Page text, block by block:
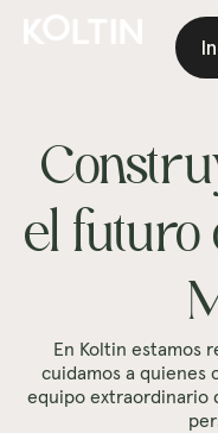
el futuro
En Koltin estamos
cuidamos a quienes
equipo extraordinario